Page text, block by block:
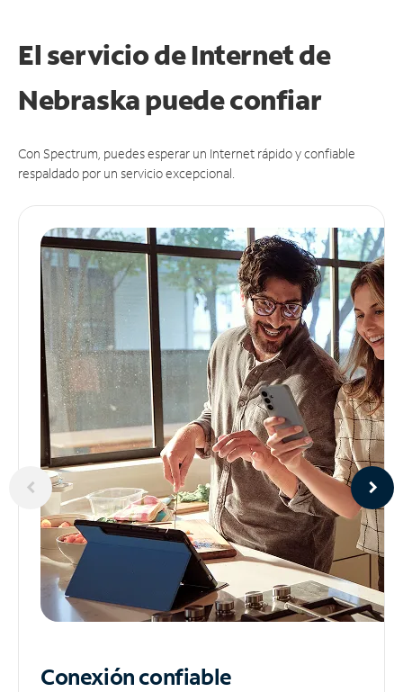
El servicio de Internet de
Nebraska puedeconfiar
Con Spectrum, puedes esperar un Internet rápido y confiable
respaldado por un servicio excepcional.
Conexión confiable